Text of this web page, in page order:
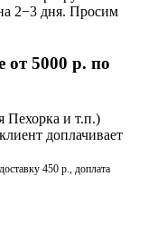
2−3 дня. Просим
от 5000 р. по
Пехорка и т.п.)
доплачивает
450 р., доплата